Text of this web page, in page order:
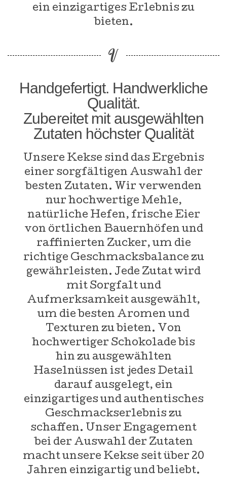
ein einzigartiges Erlebnis zu
bieten.
Handgefertigt. Handwerkliche
Qualität.
Zubereitet mit ausgewählten
Zutaten höchster Qualität
Unsere Kekse sind das Ergebnis
einer sorgfältigen Auswahl der
besten Zutaten. Wir verwenden
nur hochwertige Mehle,
natürliche Hefen, frische Eier
von örtlichen Bauernhöfen und
raffinierten Zucker, um die
richtige Geschmacksbalance zu
gewährleisten. Jede Zutat wird
mit Sorgfalt und
Aufmerksamkeit ausgewählt,
um die besten Aromen und
Texturen zu bieten. Von
hochwertiger Schokolade bis
hin zu ausgewählten
Haselnüssen ist jedes Detail
darauf ausgelegt, ein
einzigartiges und authentisches
Geschmackserlebnis zu
schaffen. Unser Engagement
bei der Auswahl der Zutaten
macht unsere Kekse seit über 20
Jahren einzigartig und beliebt.